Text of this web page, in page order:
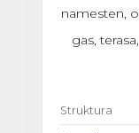
namesten,
gas,
Struktura